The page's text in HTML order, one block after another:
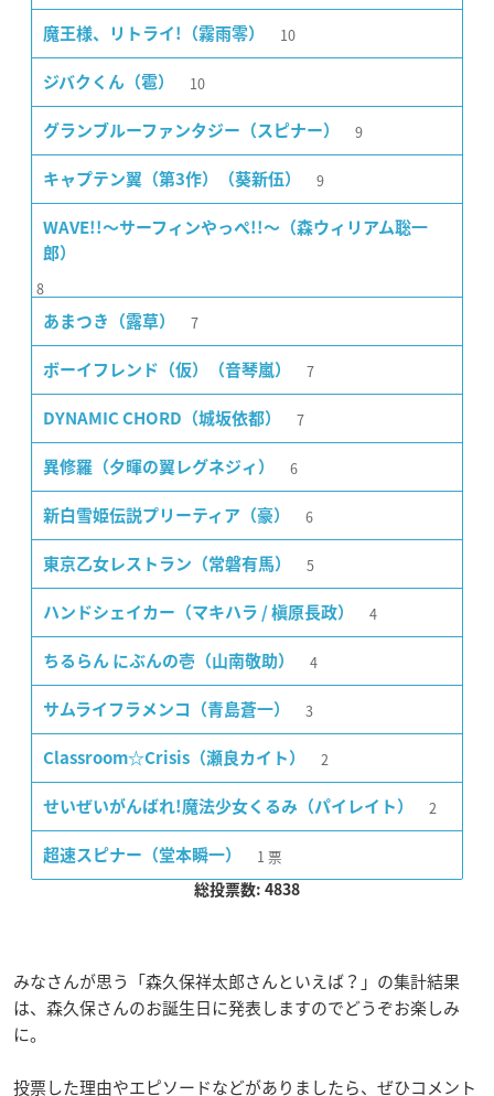
魔王様、リトライ!（霧雨零） 10
ジバクくん（雹） 10
グランブルーファンタジー（スピナー） 9
キャプテン翼（第3作）（葵新伍） 9
WAVE!!〜サーフィンやっぺ!!〜（森ウィリアム聡一
郎）
8
あまつき（露草） 7
ボーイフレンド（仮）（音琴嵐） 7
DYNAMIC CHORD（城坂依都） 7
異修羅（夕暉の翼レグネジィ） 6
新白雪姫伝説プリーティア（豪） 6
東京乙女レストラン（常磐有馬） 5
ハンドシェイカー（マキハラ / 槇原長政） 4
ちるらん にぶんの壱（山南敬助） 4
サムライフラメンコ（青島蒼一） 3
Classroom☆Crisis（瀬良カイト） 2
せいぜいがんばれ!魔法少女くるみ（パイレイト） 2
超速スピナー（堂本瞬一） 1 票
総投票数: 4838
みなさんが思う「森久保祥太郎さんといえば？」の集計結果
は、森久保さんのお誕生日に発表しますのでどうぞお楽しみ
に。
投票した理由やエピソードなどがありましたら、ぜひコメント